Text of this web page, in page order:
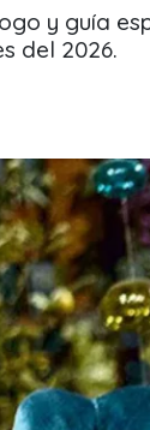
y guía
del 2026.